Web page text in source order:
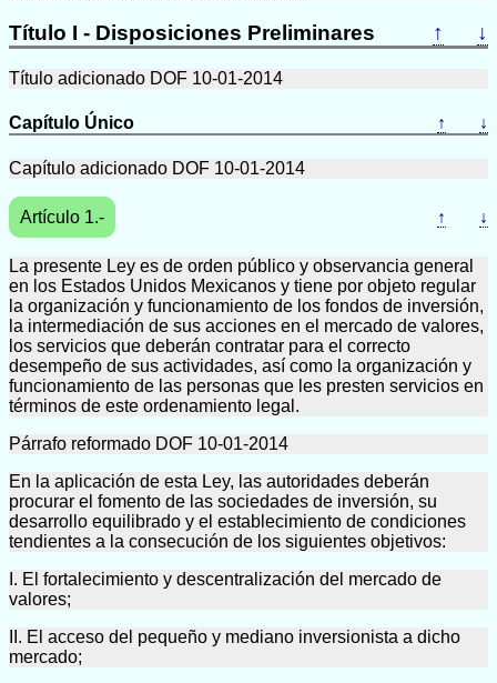
Título I - Disposiciones Preliminares ↑ ↓
Título adicionado DOF 10-01-2014
Capítulo Único ↑ ↓
Capítulo adicionado DOF 10-01-2014
Artículo 1.- ↑ ↓
La presente Ley es de orden público y observancia general
en los Estados Unidos Mexicanos y tiene por objeto regular
la organización y funcionamiento de los fondos de inversión,
la intermediación de sus acciones en el mercado de valores,
los servicios que deberán contratar para el correcto
desempeño de sus actividades, así como la organización y
funcionamiento de las personas que les presten servicios en
términos de este ordenamiento legal.
Párrafo reformado DOF 10-01-2014
En la aplicación de esta Ley, las autoridades deberán
procurar el fomento de las sociedades de inversión, su
desarrollo equilibrado y el establecimiento de condiciones
tendientes a la consecución de los siguientes objetivos:
I. El fortalecimiento y descentralización del mercado de
valores;
II. El acceso del pequeño y mediano inversionista a dicho
mercado;